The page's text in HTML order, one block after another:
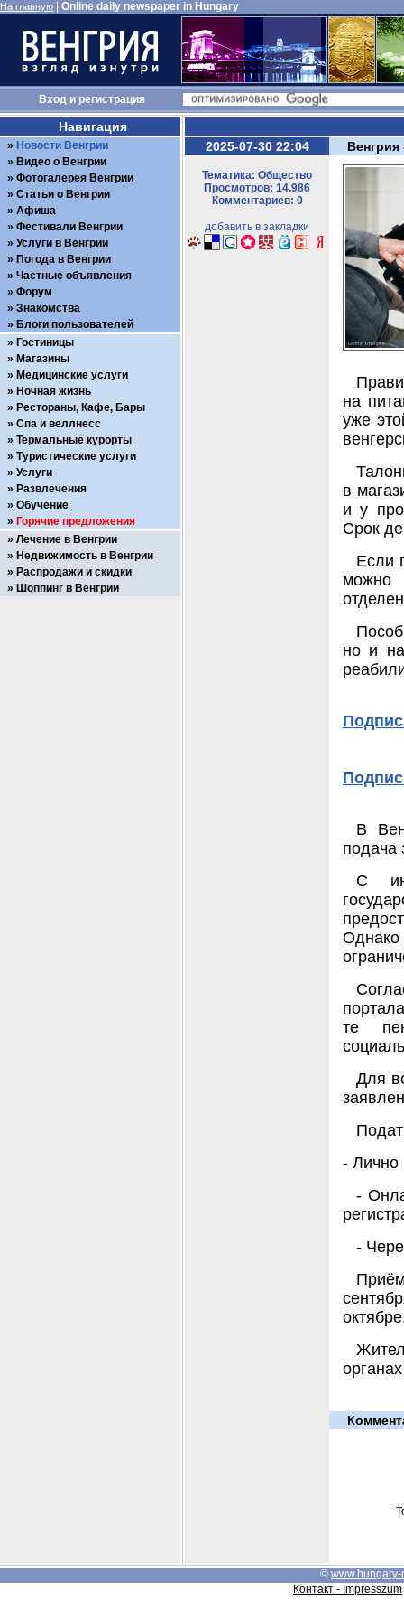
На главную Online daily newspaper in Hungary
Входи регистрация
2025-07-30 22:04
Тематика: Общество
Просмотров: 14.986
Комментариев: 0
добавить в закладки
на
уже
в
и у
Срок
Если
можно
но и
В
подача
С
Однако
те
Для
- Лично
-
-
Навигация
Новости Венгрии
Видео о Венгрии
Фотогалерея Венгрии
Статьи о Венгрии
Афиша
Фестивали Венгрии
Услуги в Венгрии
Погода в Венгрии
Частные объявления
Форум
Знакомства
Блоги пользователей
Гостиницы
Магазины
Медицинские услуги
Ночная жизнь
Рестораны, Кафе, Бары
Спа и веллнесс
Термальные курорты
Туристические услуги
Услуги
Развлечения
Обучение
Горячие предложения
Лечение в Венгрии
Недвижимость в Венгрии
Распродажи и скидки
Шоппинг в Венгрии
© www.hungary-
Контакт - Impresszum